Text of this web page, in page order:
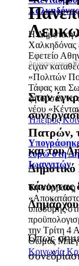
Χαλκηδόνας
Η Δημοτική
Χαλκηδόνας
Εφετείο
είχαν
«Πολιτών
Τάφας και
ζητούσαν να
νέου
Ήπειρος
ευρώ στη
Ιωαννιτών
Τη σύμβαση
υποδομής
την Τρίτη 4
Θωμάς
Κοινωνία
Δημοσιεύτηκε:
Στην
Πατρών,
και του
Δημοτικό
κάνοντας
Όπως